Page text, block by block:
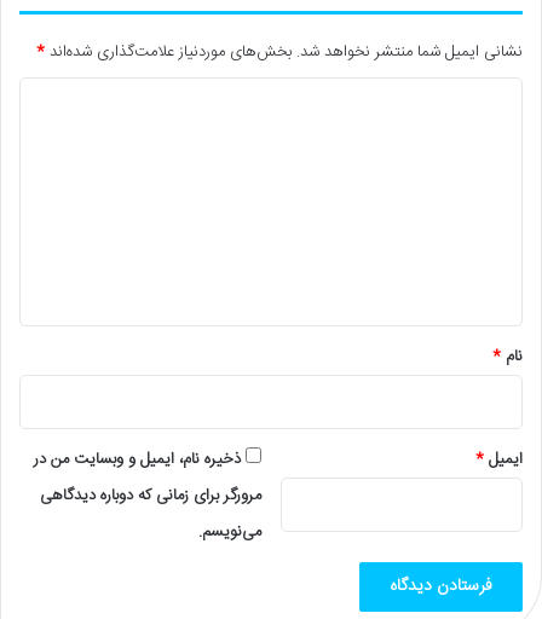
نشانی ایمیل شما منتشر نخواهد شد. بخش‌های موردنیاز علامت‌گذاری شده‌اند*
نام *
ایمیل*
ذخیره نام، ایمیل و وبسایت من در
مرورگر برای زمانی که دوباره دیدگاهی
می‌نویسم.